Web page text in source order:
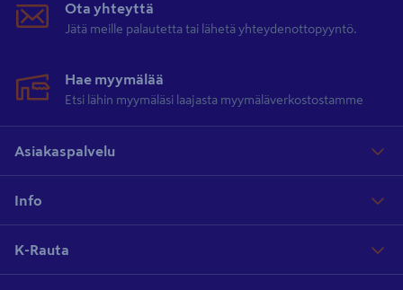
Ota yhteyttä
Jätä meille palautetta tai lähetä yhteydenottopyyntö.
Hae myymälää
Etsi lähin myymäläsi laajasta myymäläverkostostamme
Asiakaspalvelu
Info
K-Rauta